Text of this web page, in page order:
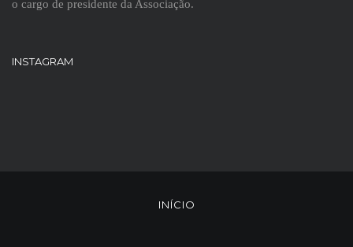
o cargo de presidente da Associação.
INSTAGRAM
INÍCIO